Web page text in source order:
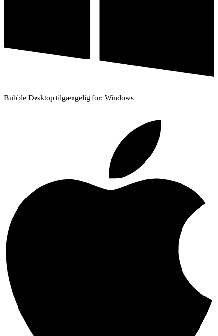
Bubble Desktop tilgængelig for: Windows